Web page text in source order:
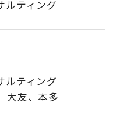
ルティング
サルティング
大友、本多